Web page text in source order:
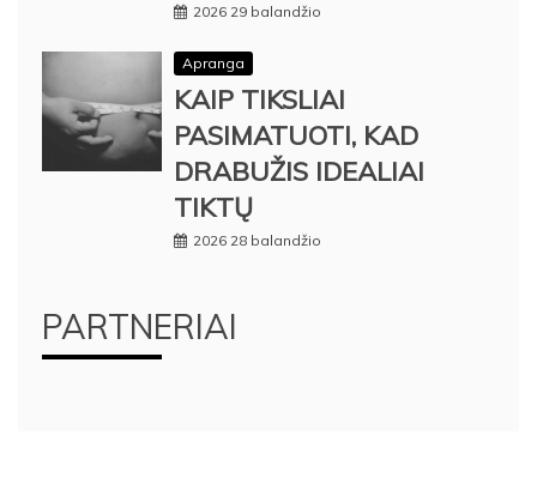
2026 29 balandžio
Apranga
KAIP TIKSLIAI
PASIMATUOTI, KAD
DRABUŽIS IDEALIAI
TIKTŲ
2026 28 balandžio
PARTNERIAI